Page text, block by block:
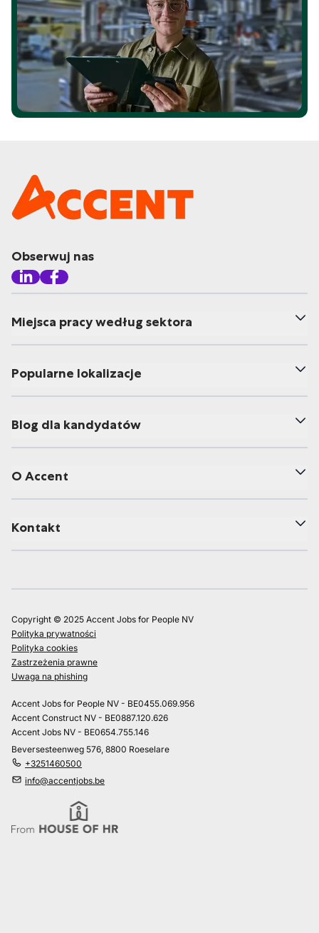
Obserwuj nas
Miejsca pracy według sektora
Popularne lokalizacje
Blog dla kandydatów
O Accent
Kontakt
Copyright © 2025 Accent Jobs for People NV
Polityka prywatności
Polityka cookies
Zastrzeżenia prawne
Uwaga na phishing
Accent Jobs for People NV - BE0455.069.956
Accent Construct NV - BE0887.120.626
Accent Jobs NV - BE0654.755.146
Beversesteenweg 576, 8800 Roeselare
+3251460500
info@accentjobs.be